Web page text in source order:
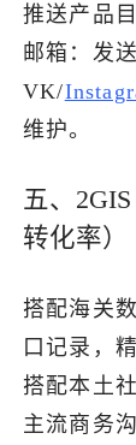
推送产品目
邮箱：发
VK/
维护。
五、
转化率）
搭配海关
口记录，
搭配本土
主流商务